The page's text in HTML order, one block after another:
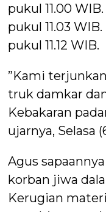
pukul 11.00
pukul 11.03
pukul 11.12 WIB.
”Kami
truk damkar
Kebakaran
ujarnya, Selasa
Agus
korban jiwa
Kerugian